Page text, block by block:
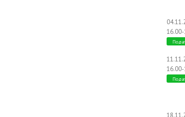
16.00-
16.00-